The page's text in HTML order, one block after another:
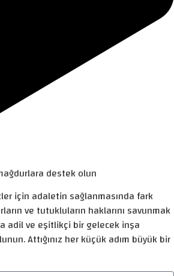
destek olun
için adaletin sağlanmasında fark
ve tutukluların haklarını savunmak
adil ve eşitlikçi bir gelecek inşa
Attığınız her küçük adım büyük bir